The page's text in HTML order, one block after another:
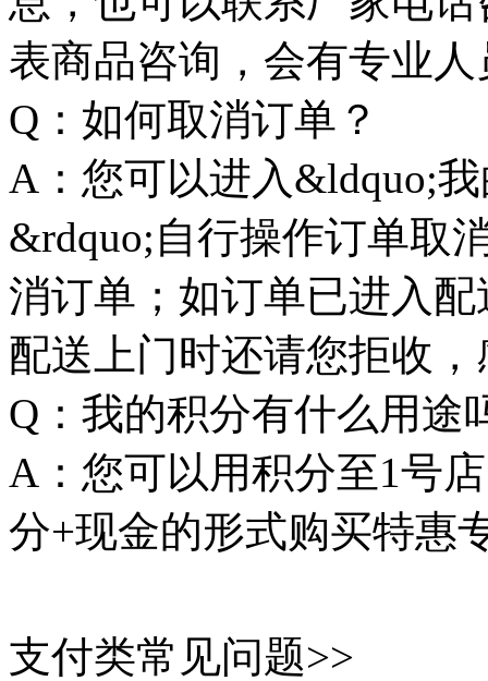
表商品咨询，会有专业
Q：如何取消订单？
A：您可以进入&ldquo;
&rdquo;自行操作订单取
消订单；如订单已进入
配送上门时还请您拒收
Q：我的积分有什么用途
A：您可以用积分至1号
分+现金的形式购买特惠
支付类常见问题>>